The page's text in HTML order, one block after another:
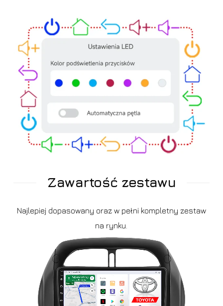
Zawartość zestawu
Najlepiej dopasowany oraz w pełni kompletny zestaw
na rynku.